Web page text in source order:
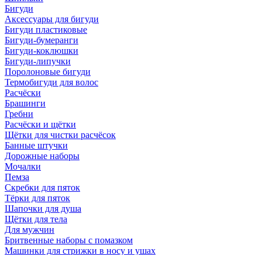
Бигуди
Аксессуары для бигуди
Бигуди пластиковые
Бигуди-бумеранги
Бигуди-коклюшки
Бигуди-липучки
Поролоновые бигуди
Термобигуди для волос
Расчёски
Брашинги
Гребни
Расчёски и щётки
Щётки для чистки расчёсок
Банные штучки
Дорожные наборы
Мочалки
Пемза
Скребки для пяток
Тёрки для пяток
Шапочки для душа
Щётки для тела
Для мужчин
Бритвенные наборы с помазком
Машинки для стрижки в носу и ушах